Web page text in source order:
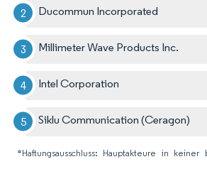
Ducommun Incorporated
Millimeter Wave Products Inc.
Intel Corporation
Siklu Communication (Ceragon)
*Haftungsausschluss: Hauptakteure in keiner